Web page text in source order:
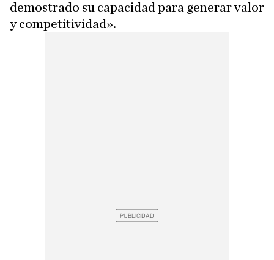
demostrado su capacidad para generar valor
y competitividad».